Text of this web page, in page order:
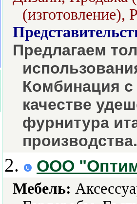
(изготовление),
Предлагаем
Комбинация
качестве
фурнитура
2. ООО
Мебель: